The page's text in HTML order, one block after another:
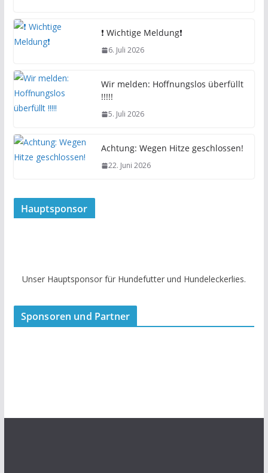
❗️ Wichtige Meldung❗️
6. Juli 2026
Wir melden: Hoffnungslos überfüllt
!!!!!
5. Juli 2026
Achtung: Wegen Hitze geschlossen!
22. Juni 2026
Hauptsponsor
Unser Hauptsponsor für Hundefutter und Hundeleckerlies.
Sponsoren und Partner